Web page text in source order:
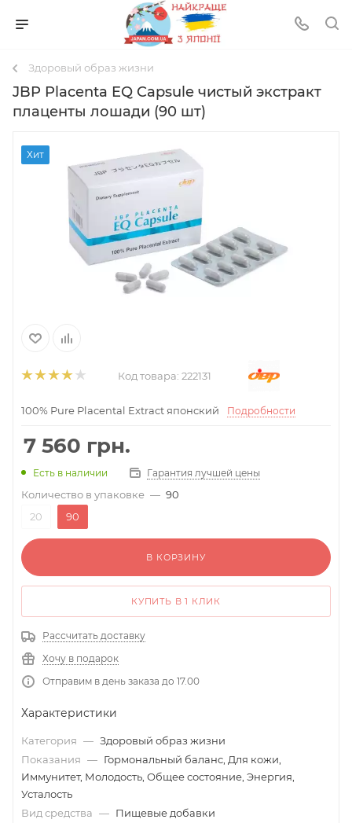
Здоровый образ жизни
JBP Placenta EQ Capsule чистый экстракт
плаценты лошади (90 шт)
Хит
Код товара: 222131
100% Pure Placental Extract японский Подробности
7 560 грн.
Есть в наличии Гарантия лучшей цены
Количество в упаковке — 90
20
90
В КОРЗИНУ
КУПИТЬ В 1 КЛИК
Рассчитать доставку
Хочу в подарок
Отправим в день заказа до 17.00
Характеристики
Категория — Здоровый образ жизни
Показания — Гормональный баланс, Для кожи,
Иммунитет, Молодость, Общее состояние, Энергия,
Усталость
Вид средства — Пищевые добавки